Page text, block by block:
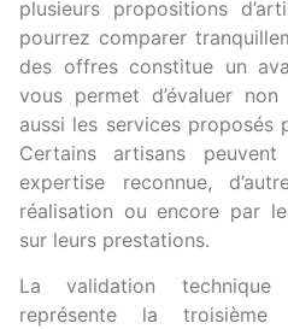
plusieurs propositions
pourrez comparer
des offres constitue un
vous permet d’évaluer
aussi les services proposés
Certains artisans
expertise reconnue,
réalisation ou encore par
sur leurs prestations.
La validation
représente la